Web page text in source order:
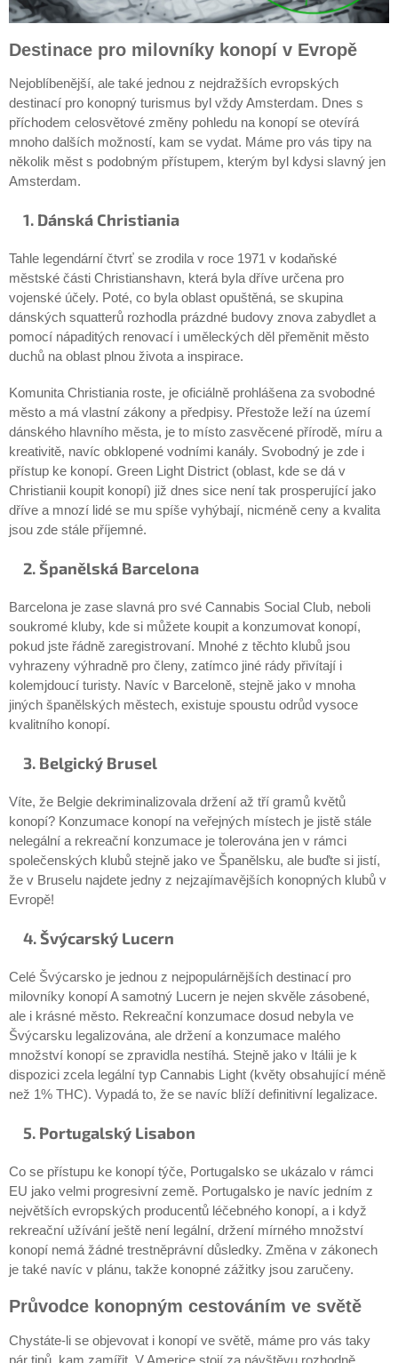
Destinace pro milovníky konopí v Evropě
Nejoblíbenější, ale také jednou z nejdražších evropských
destinací pro konopný turismus byl vždy Amsterdam. Dnes s
příchodem celosvětové změny pohledu na konopí se otevírá
mnoho dalších možností, kam se vydat. Máme pro vás tipy na
několik měst s podobným přístupem, kterým byl kdysi slavný jen
Amsterdam.
1. Dánská Christiania
Tahle legendární čtvrť se zrodila v roce 1971 v kodaňské
městské části Christianshavn, která byla dříve určena pro
vojenské účely. Poté, co byla oblast opuštěná, se skupina
dánských squatterů rozhodla prázdné budovy znova zabydlet a
pomocí nápaditých renovací i uměleckých děl přeměnit město
duchů na oblast plnou života a inspirace.
Komunita Christiania roste, je oficiálně prohlášena za svobodné
město a má vlastní zákony a předpisy. Přestože leží na území
dánského hlavního města, je to místo zasvěcené přírodě, míru a
kreativitě, navíc obklopené vodními kanály. Svobodný je zde i
přístup ke konopí. Green Light District (oblast, kde se dá v
Christianii koupit konopí) již dnes sice není tak prosperující jako
dříve a mnozí lidé se mu spíše vyhýbají, nicméně ceny a kvalita
jsou zde stále příjemné.
2. Španělská Barcelona
Barcelona je zase slavná pro své Cannabis Social Club, neboli
soukromé kluby, kde si můžete koupit a konzumovat konopí,
pokud jste řádně zaregistrovaní. Mnohé z těchto klubů jsou
vyhrazeny výhradně pro členy, zatímco jiné rády přivítají i
kolemjdoucí turisty. Navíc v Barceloně, stejně jako v mnoha
jiných španělských městech, existuje spoustu odrůd vysoce
kvalitního konopí.
3. Belgický Brusel
Víte, že Belgie dekriminalizovala držení až tří gramů květů
konopí? Konzumace konopí na veřejných místech je jistě stále
nelegální a rekreační konzumace je tolerována jen v rámci
společenských klubů stejně jako ve Španělsku, ale buďte si jistí,
že v Bruselu najdete jedny z nejzajímavějších konopných klubů v
Evropě!
4. Švýcarský Lucern
Celé Švýcarsko je jednou z nejpopulárnějších destinací pro
milovníky konopí A samotný Lucern je nejen skvěle zásobené,
ale i krásné město. Rekreační konzumace dosud nebyla ve
Švýcarsku legalizována, ale držení a konzumace malého
množství konopí se zpravidla nestíhá. Stejně jako v Itálii je k
dispozici zcela legální typ Cannabis Light (květy obsahující méně
než 1% THC). Vypadá to, že se navíc blíží definitivní legalizace.
5. Portugalský Lisabon
Co se přístupu ke konopí týče, Portugalsko se ukázalo v rámci
EU jako velmi progresivní země. Portugalsko je navíc jedním z
největších evropských producentů léčebného konopí, a i když
rekreační užívání ještě není legální, držení mírného množství
konopí nemá žádné trestněprávní důsledky. Změna v zákonech
je také navíc v plánu, takže konopné zážitky jsou zaručeny.
Průvodce konopným cestováním ve světě
Chystáte-li se objevovat i konopí ve světě, máme pro vás taky
pár tipů, kam zamířit. V Americe stojí za návštěvu rozhodně